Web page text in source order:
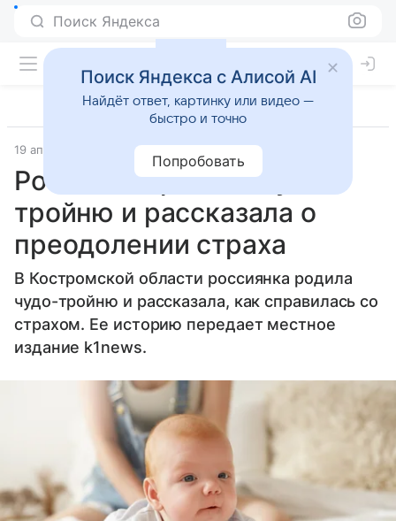
Поиск Яндекса
19 апреля 2026 Lenta.Ru
Россиянка родила чудо-
тройню и рассказала о
преодолении страха
В Костромской области россиянка родила
чудо-тройню и рассказала, как справилась со
страхом. Ее историю передает местное
издание k1news.
Поиск Яндекса с Алисой AI
Найдёт ответ, картинку или видео —
быстро и точно
Попробовать